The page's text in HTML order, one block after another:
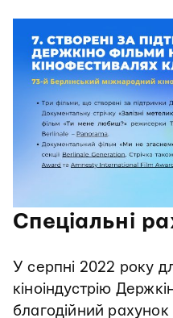
Спеціальні
У серпні 2022 року
кіноіндустрію
благодійний рахунок